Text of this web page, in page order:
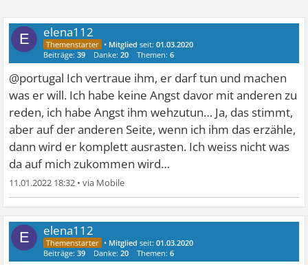
E elena112
• Mitglied seit:01.03.2020
Beiträge:39 Danke:20 Themen:6
@portugal Ich vertraue ihm, er darf tun und machen
was er will. Ich habe keine Angst davor mit anderen zu
reden, ich habe Angst ihm wehzutun… Ja, das stimmt,
aber auf der anderen Seite, wenn ich ihm das erzähle,
dann wird er komplett ausrasten. Ich weiss nicht was
da auf mich zukommen wird…
11.01.2022 18:32 •
E elena112
• Mitglied seit:01.03.2020
Beiträge:39 Danke:20 Themen:6